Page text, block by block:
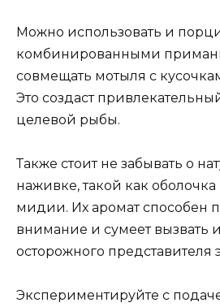
Можно использовать и
комбинированными
совмещать мотыля с
Это создаст
целевой рыбы.
Также стоит не забывать о
наживке, такой как
мидии. Их аромат способен
внимание и сумеет вызвать
осторожного представителя
Экспериментируйте с